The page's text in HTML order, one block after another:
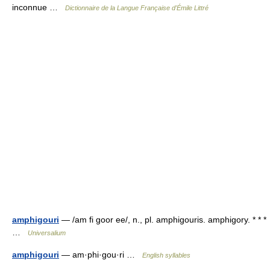
inconnue …
Dictionnaire de la Langue Française d'Émile Littré
amphigouri — /am fi goor ee/, n., pl. amphigouris. amphigory. * * *
Universalium
amphigouri — am·phi·gou·ri … English syllables